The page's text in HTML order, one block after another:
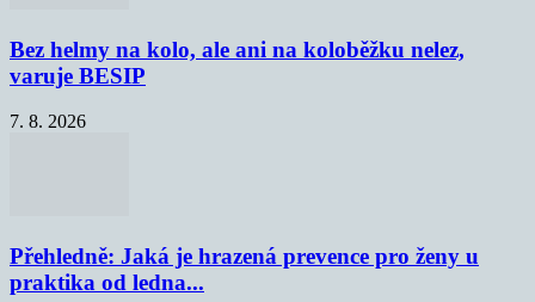
Bez helmy na kolo, ale ani na koloběžku nelez,
varuje BESIP
7. 8. 2026
Přehledně: Jaká je hrazená prevence pro ženy u
praktika od ledna...